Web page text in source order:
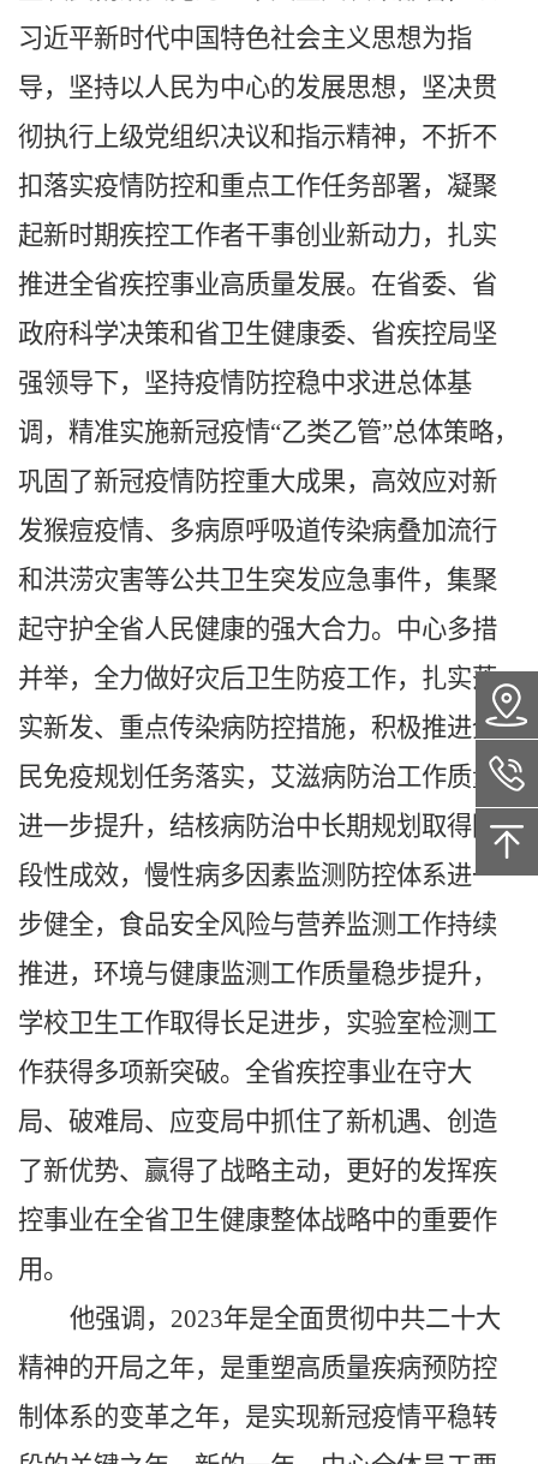
习近平新时代中国特色社会主义思想为指
导，坚持以人民为中心的发展思想，坚决贯
彻执行上级党组织决议和指示精神，不折不
扣落实疫情防控和重点工作任务部署，凝聚
起新时期疾控工作者干事创业新动力，扎实
推进全省疾控事业高质量发展。在省委、省
政府科学决策和省卫生健康委、省疾控局坚
强领导下，坚持疫情防控稳中求进总体基
调，精准实施新冠疫情“乙类乙管”总体策略，
巩固了新冠疫情防控重大成果，高效应对新
发猴痘疫情、多病原呼吸道传染病叠加流行
和洪涝灾害等公共卫生突发应急事件， 集聚
起守护全省人民健康的强大合力。中心多措
并举，全力做好灾后卫生防疫工作，扎实落
实新发、重点传染病防控措施，积极推进全
民免疫规划任务落实，艾滋病防治工作质量
进一步提升，结核病防治中长期规划取得阶
段性成效，慢性病多因素监测防控体系进一
步健全，食品安全风险与营养监测工作持续
推进，环境与健康监测工作质量稳步提升，
学校卫生工作取得长足进步，实验室检测工
作获得多项新突破。全省疾控事业在守大
局、破难局、应变局中抓住了新机遇、创造
了新优势、赢得了战略主动，更好的发挥疾
控事业在全省卫生健康整体战略中的重要作
用。
他强调， 2023年是全面贯彻中共二十大
精神的开局之年，是重塑高质量疾病预防控
制体系的变革之年，是实现新冠疫情平稳转